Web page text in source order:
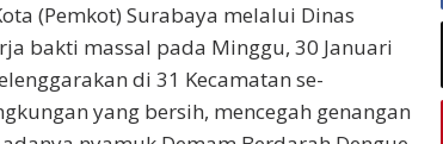
(Pemkot) Surabaya melalui Dinas
bakti massal pada Minggu, 30 Januari
di 31 Kecamatan se-
yang bersih, mencegah genangan